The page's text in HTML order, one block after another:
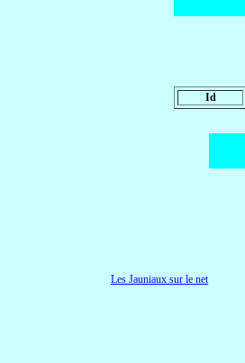
Id
Les Jauniaux sur le net